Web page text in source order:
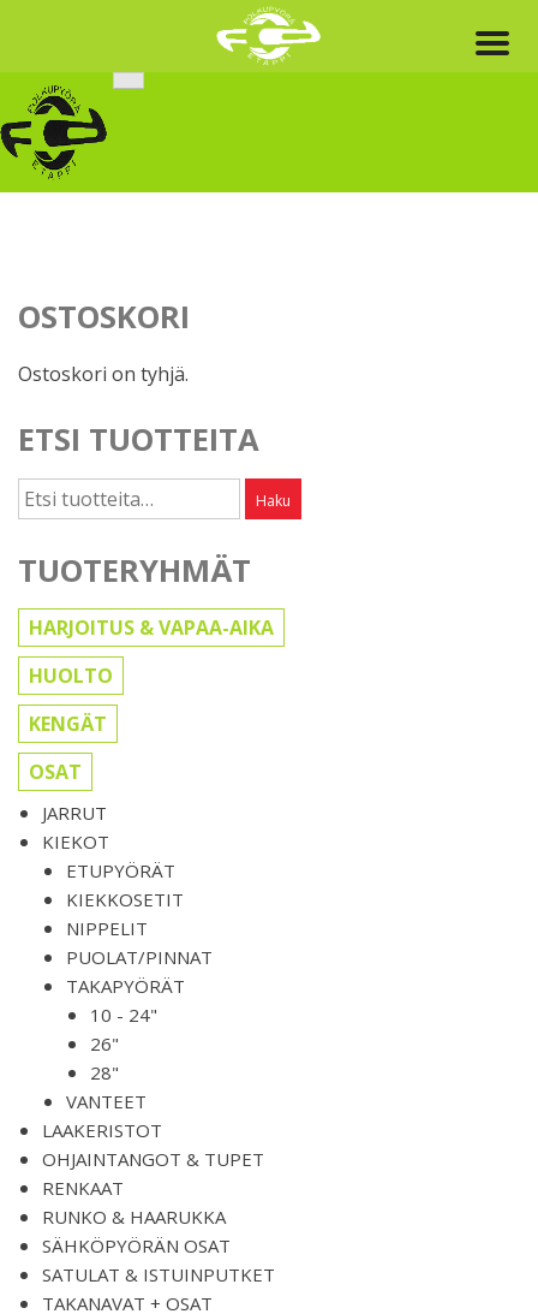
content
OSTOSKORI
Ostoskori on tyhjä.
ETSI TUOTTEITA
Etsi: Haku
TUOTERYHMÄT
HARJOITUS & VAPAA-AIKA
HUOLTO
KENGÄT
OSAT
JARRUT
KIEKOT
ETUPYÖRÄT
KIEKKOSETIT
NIPPELIT
PUOLAT/PINNAT
TAKAPYÖRÄT
10 - 24"
26"
28"
VANTEET
LAAKERISTOT
OHJAINTANGOT & TUPET
RENKAAT
RUNKO & HAARUKKA
SÄHKÖPYÖRÄN OSAT
SATULAT & ISTUINPUTKET
TAKANAVAT + OSAT